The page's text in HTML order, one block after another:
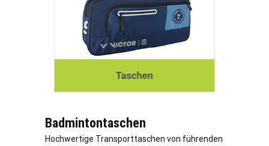
Badmintontaschen
Hochwertige Transporttaschen von führenden